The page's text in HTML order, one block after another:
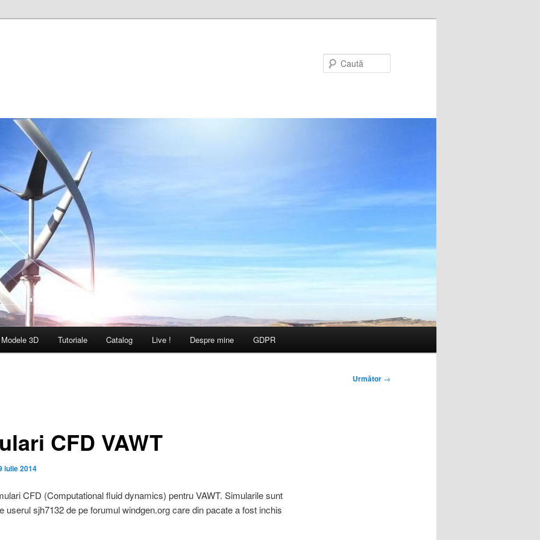
Modele 3D Tutoriale Catalog Live ! Despre mine GDPR
Următor →
CFD VAWT
iulie 2014
CFD (Computational fluid dynamics) pentru VAWT. Simularile sunt
userul sjh7132 de pe forumul windgen.org care din pacate a fost inchis